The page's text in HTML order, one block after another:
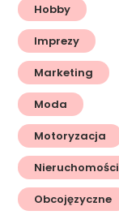
Hobby
Imprezy
Marketing
Moda
Motoryzacja
Nieruchomości
Obcojęzyczne